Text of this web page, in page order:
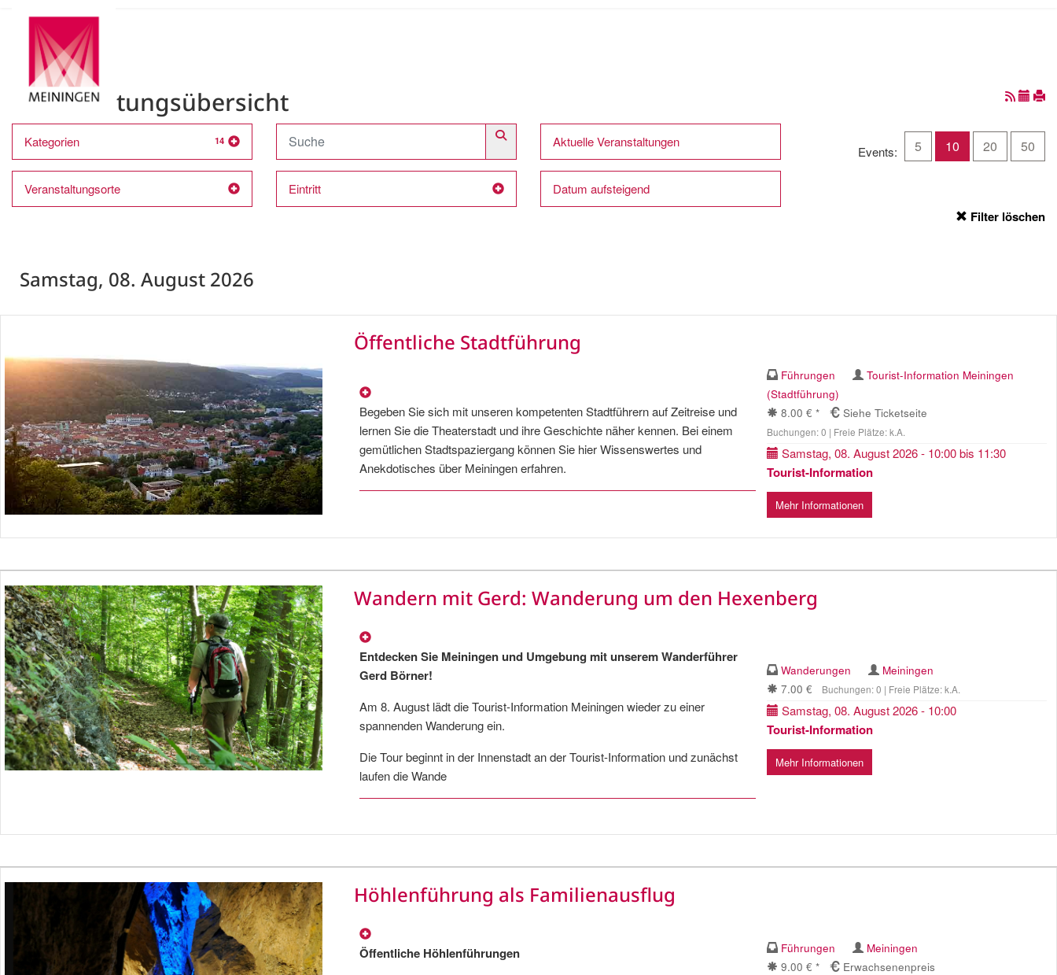
Veranstaltungsübersicht
Kategorien 14 Aktuelle Veranstaltungen
Events: 5 10 20 50
Veranstaltungsorte Eintritt Datum aufsteigend
Filter löschen
Samstag, 08. August 2026
Öffentliche Stadtführung
Begeben Sie sich mit unseren kompetenten Stadtführern auf Zeitreise und
lernen Sie die Theaterstadt und ihre Geschichte näher kennen. Bei einem
gemütlichen Stadtspaziergang können Sie hier Wissenswertes und
Anekdotisches über Meiningen erfahren.
Führungen
Tourist-Information Meiningen
(Stadtführung)
8.00 € *
Siehe Ticketseite
Buchungen: 0 | Freie Plätze: k.A.
Samstag, 08. August 2026 - 10:00 bis 11:30
Tourist-Information
Mehr Informationen
Wandern mit Gerd: Wanderung um den Hexenberg
Entdecken Sie Meiningen und Umgebung mit unserem Wanderführer
Gerd Börner!
Am 8. August lädt die Tourist-Information Meiningen wieder zu einer
spannenden Wanderung ein.
Die Tour beginnt in der Innenstadt an der Tourist-Information und zunächst
laufen die Wande
Wanderungen
Meiningen
7.00 €
Buchungen: 0 | Freie Plätze: k.A.
Samstag, 08. August 2026 - 10:00
Tourist-Information
Mehr Informationen
Höhlenführung als Familienausflug
Öffentliche Höhlenführungen Führungen
Meiningen
9.00 € *
Erwachsenenpreis